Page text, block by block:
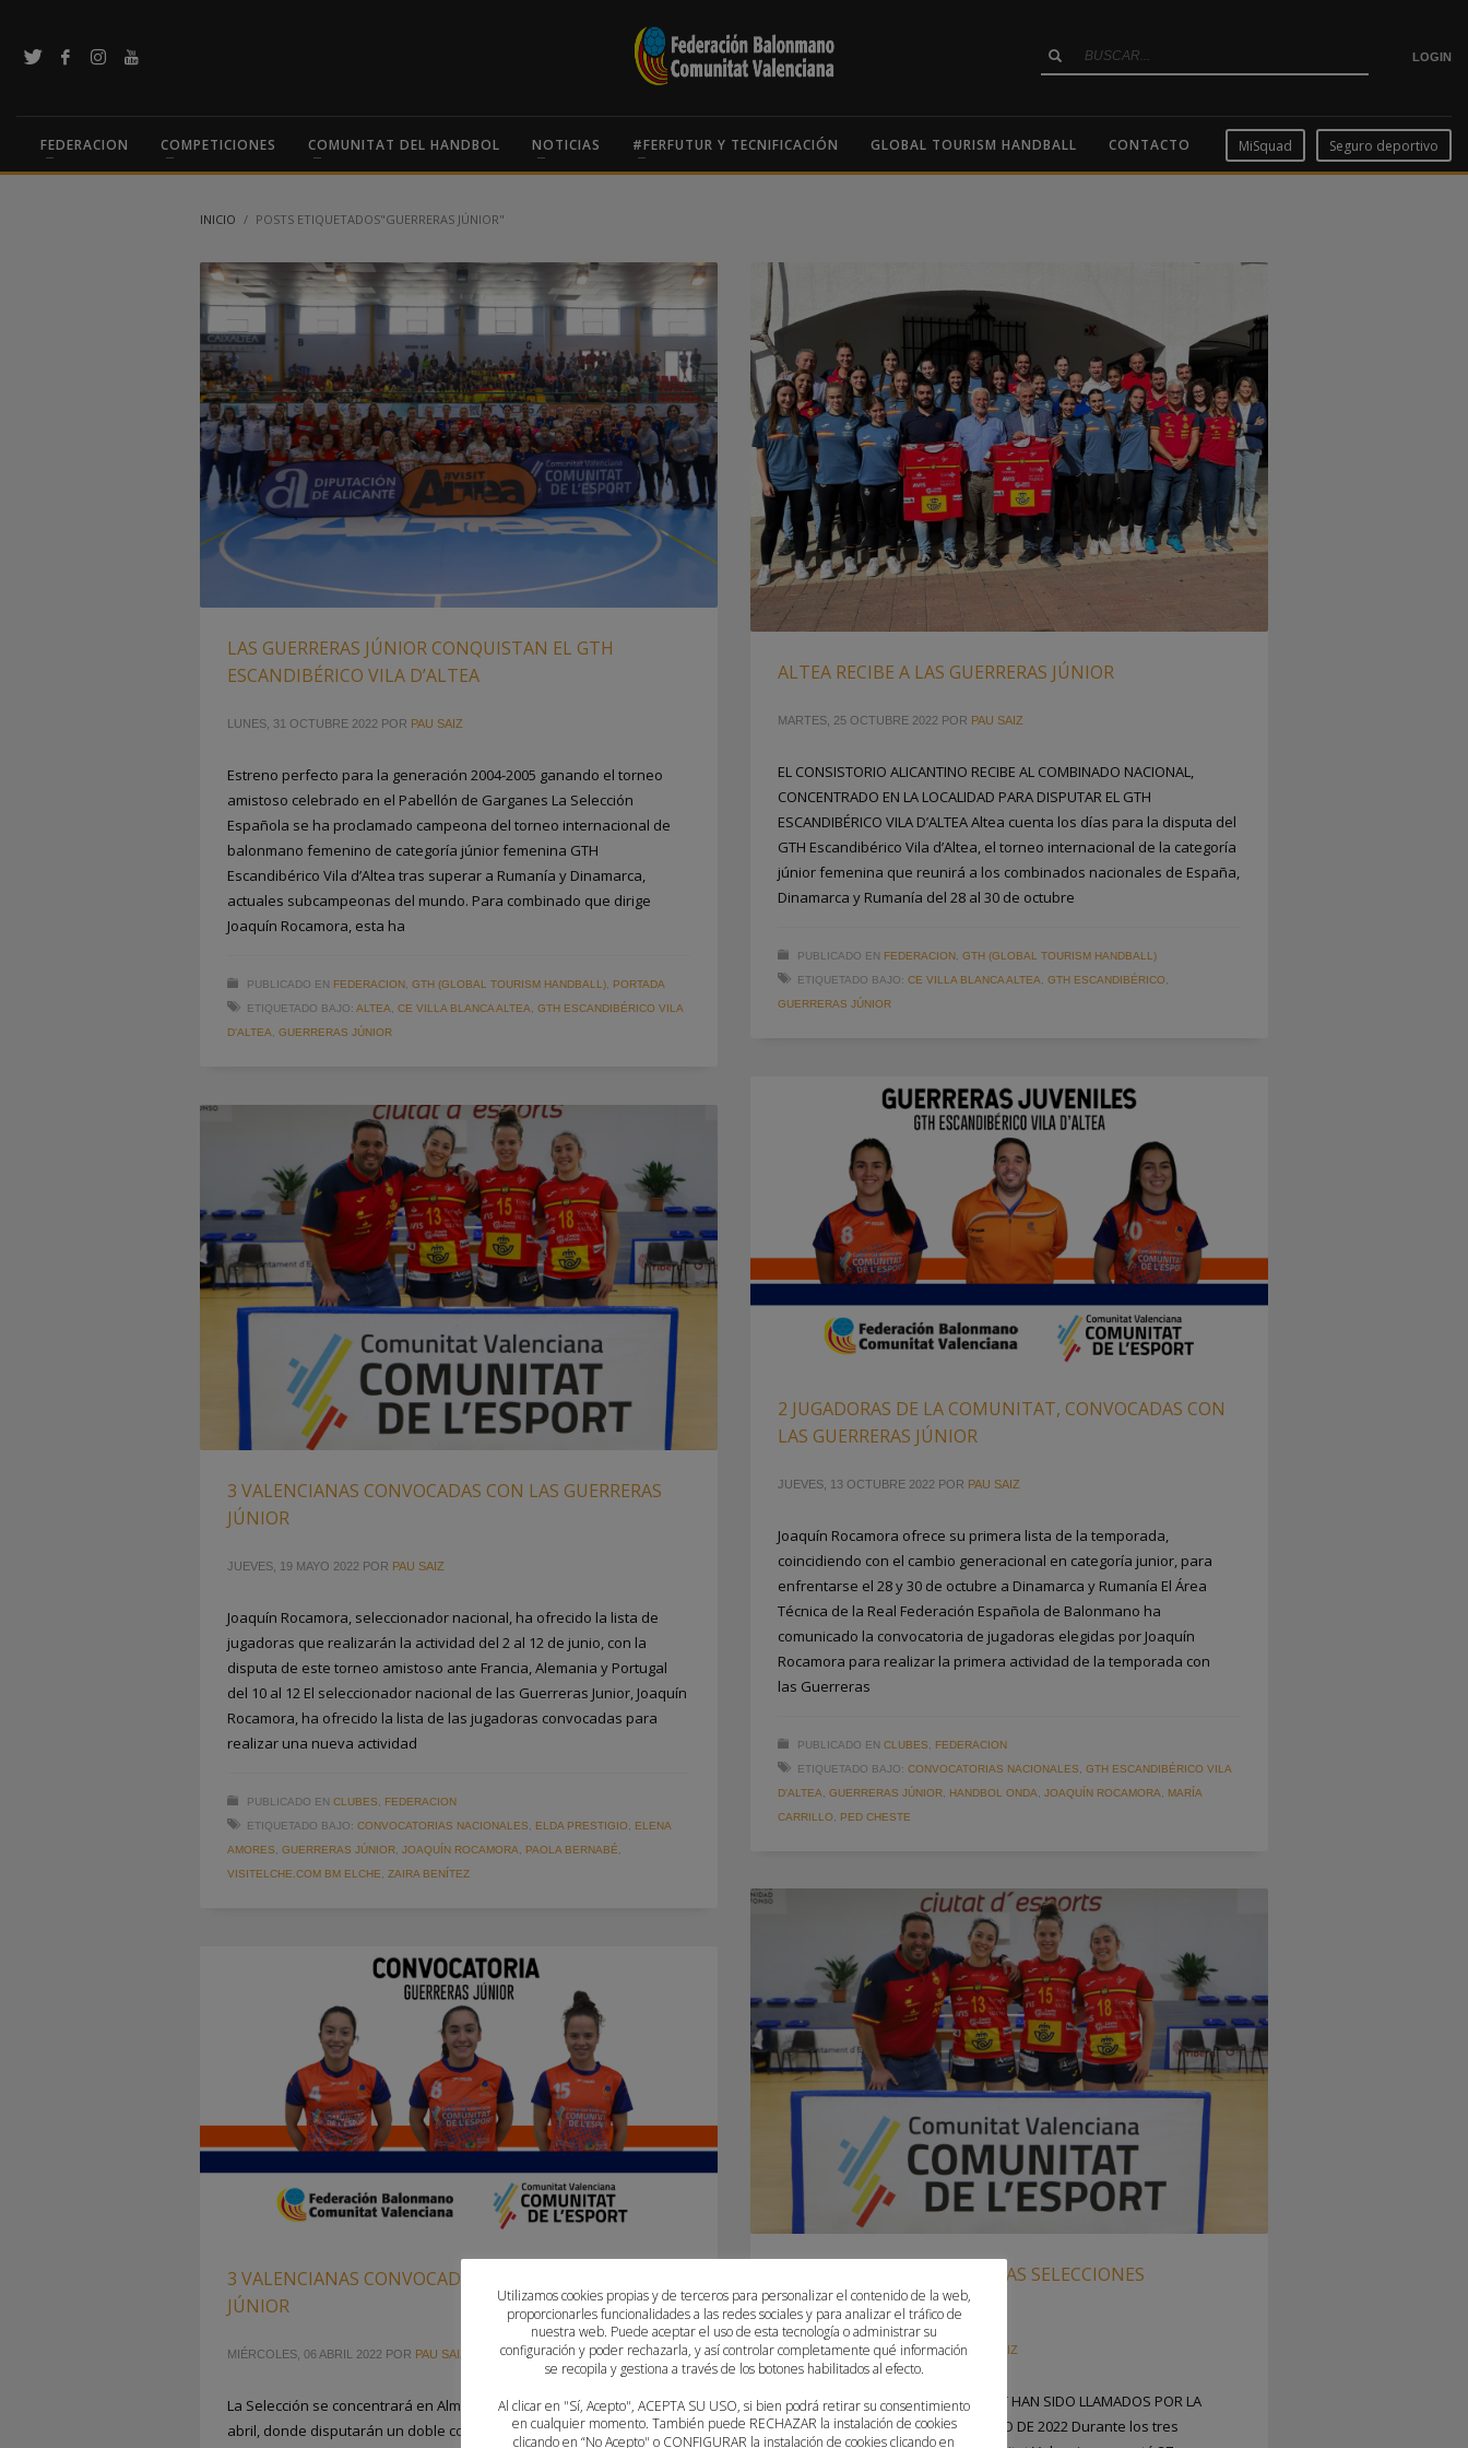
LOGIN
FEDERACION COMPETICIONES COMUNITAT DEL HANDBOL NOTICIAS #FERFUTUR Y TECNIFICACIÓN GLOBAL TOURISM HANDBALL CONTACTO MiSquad Seguro deportivo
INICIO POSTS ETIQUETADOS"GUERRERAS JÚNIOR"
LAS GUERRERAS JÚNIOR CONQUISTAN EL GTH
ESCANDIBÉRICO VILA D’ALTEA
LUNES, 31 OCTUBRE 2022 POR PAU SAIZ
Estreno perfecto para la generación 2004-2005 ganando el torneo
amistoso celebrado en el Pabellón de Garganes La Selección
Española se ha proclamado campeona del torneo internacional de
balonmano femenino de categoría júnior femenina GTH
Escandibérico Vila d’Altea tras superar a Rumanía y Dinamarca,
actuales subcampeonas del mundo. Para combinado que dirige
Joaquín Rocamora, esta ha
PUBLICADO EN FEDERACION GTH (GLOBAL TOURISM HANDBALL)
PORTADA
ETIQUETADO BAJO: ALTEA CE VILLA BLANCA ALTEA
GTH ESCANDIBÉRICO VILA
D'ALTEA
GUERRERAS JÚNIOR
ALTEA RECIBE A LAS GUERRERAS JÚNIOR
MARTES, 25 OCTUBRE 2022 POR PAU SAIZ
EL CONSISTORIO ALICANTINO RECIBE AL COMBINADO NACIONAL,
CONCENTRADO EN LA LOCALIDAD PARA DISPUTAR EL GTH
ESCANDIBÉRICO VILA D’ALTEA Altea cuenta los días para la disputa del
GTH Escandibérico Vila d’Altea, el torneo internacional de la categoría
júnior femenina que reunirá a los combinados nacionales de España,
Dinamarca y Rumanía del 28 al 30 de octubre
PUBLICADO EN FEDERACION, GTH (GLOBAL TOURISM HANDBALL)
ETIQUETADO BAJO: CE VILLA BLANCA ALTEA, GTH ESCANDIBÉRICO,
GUERRERAS JÚNIOR
2 JUGADORAS DE LA COMUNITAT, CONVOCADAS CON
LAS GUERRERAS JÚNIOR
JUEVES, 13 OCTUBRE 2022 POR PAU SAIZ
Joaquín Rocamora ofrece su primera lista de la temporada,
coincidiendo con el cambio generacional en categoría junior, para
enfrentarse el 28 y 30 de octubre a Dinamarca y Rumanía El Área
Técnica de la Real Federación Española de Balonmano ha
comunicado la convocatoria de jugadoras elegidas por Joaquín
Rocamora para realizar la primera actividad de la temporada con
las Guerreras
PUBLICADO EN CLUBES
FEDERACION
ETIQUETADO BAJO: CONVOCATORIAS NACIONALES
GTH ESCANDIBÉRICO VILA
D'ALTEA
GUERRERAS JÚNIOR HANDBOL ONDA JOAQUÍN ROCAMORA
MARÍA
CARRILLO
PED CHESTE
3 VALENCIANAS CONVOCADAS CON LAS GUERRERAS
JÚNIOR
JUEVES, 19 MAYO 2022 POR PAU SAIZ
Joaquín Rocamora, seleccionador nacional, ha ofrecido la lista de
jugadoras que realizarán la actividad del 2 al 12 de junio, con la
disputa de este torneo amistoso ante Francia, Alemania y Portugal
del 10 al 12 El seleccionador nacional de las Guerreras Junior, Joaquín
Rocamora, ha ofrecido la lista de las jugadoras convocadas para
realizar una nueva actividad
PUBLICADO EN CLUBES
FEDERACION
ETIQUETADO BAJO: CONVOCATORIAS NACIONALES ELDA PRESTIGIO
ELENA
AMORES
GUERRERAS JÚNIOR JOAQUÍN ROCAMORA PAOLA BERNABÉ
VISITELCHE.COM BM ELCHE
ZAIRA BENÍTEZ
ACENTO VALENCIANO EN LAS SELECCIONES
NACIONALES
MIÉRCOLES, 06 ABRIL 2022 PORPAU SAIZ
51 DEPORTISTAS DE LA COMUNITAT HAN SIDO LLAMADOS POR LA
FEDERACIÓN ESPAÑOLA EN EL INICIO DE 2022 Durante los tres
3 VALENCIANAS CONVOCADAS CON LAS GUERRERAS
JÚNIOR
MIÉRCOLES, 06 ABRIL 2022 POR PAU SAIZ
La Selección se concentrará en Almería desde el 18 hasta el 24 de
abril, donde disputarán un doble compromiso amistoso frente a
Utilizamos cookies propias y de terceros para personalizar el contenido de la web,
proporcionarles funcionalidades a las redes sociales y para analizar el tráfico de
nuestra web. Puede aceptar el uso de esta tecnología o administrar su
configuración y poder rechazarla, y así controlar completamente qué información
se recopila y gestiona a través de los botones habilitados al efecto.
Al clicar en "Sí, Acepto", ACEPTA SU USO, si bien podrá retirar su consentimiento
en cualquier momento. También puede RECHAZAR la instalación de cookies
clicando en “No Acepto" o CONFIGURAR la instalación de cookies clicando en